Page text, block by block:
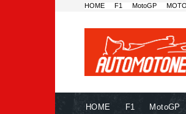
HOME F1 MotoGP
HOME F1 MotoGP